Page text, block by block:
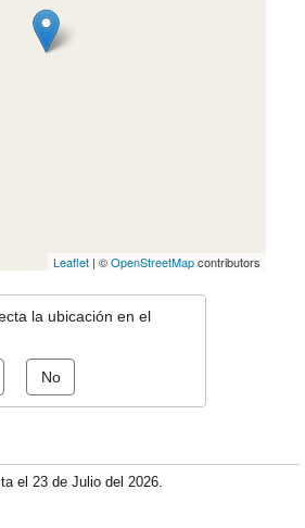
Leaflet | ©OpenStreetMapcontributors
la ubicación en el
No
el 23 de Julio del 2026.